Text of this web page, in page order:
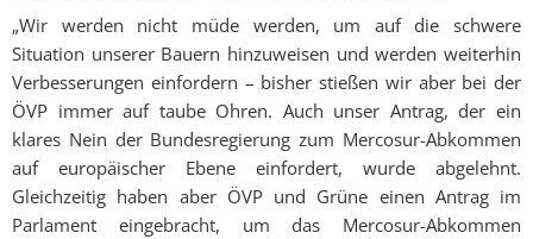
„Wir werden nicht müde werden, um auf die schwere
Situation unserer Bauern hinzuweisen und werden weiterhin
Verbesserungen einfordern – bisher stießen wir aber bei der
ÖVP immer auf taube Ohren. Auch unser Antrag, der ein
klares Nein der Bundesregierung zum Mercosur-Abkommen
auf europäischer Ebene einfordert, wurde abgelehnt.
Gleichzeitig haben aber ÖVP und Grüne einen Antrag im
Parlament eingebracht, um das Mercosur-Abkommen